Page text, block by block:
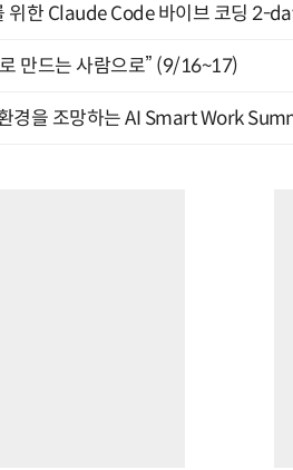
위한 Claude Code 바이브 코딩 2-
만드는 사람으로” (9/16~17)
경을 조망하는 AI Smart Work